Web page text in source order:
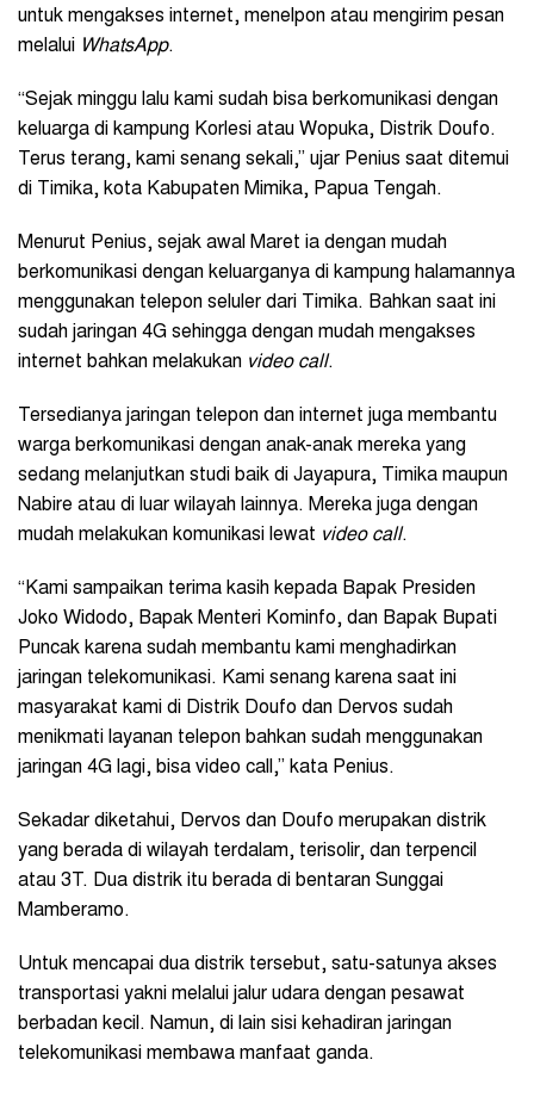
untuk mengakses internet, menelpon atau mengirim pesan
melalui WhatsApp.
“Sejak minggu lalu kami sudah bisa berkomunikasi dengan
keluarga di kampung Korlesi atau Wopuka, Distrik Doufo.
Terus terang, kami senang sekali,” ujar Penius saat ditemui
di Timika, kota Kabupaten Mimika, Papua Tengah.
Menurut Penius, sejak awal Maret ia dengan mudah
berkomunikasi dengan keluarganya di kampung halamannya
menggunakan telepon seluler dari Timika. Bahkan saat ini
sudah jaringan 4G sehingga dengan mudah mengakses
internet bahkan melakukan video call.
Tersedianya jaringan telepon dan internet juga membantu
warga berkomunikasi dengan anak-anak mereka yang
sedang melanjutkan studi baik di Jayapura, Timika maupun
Nabire atau di luar wilayah lainnya. Mereka juga dengan
mudah melakukan komunikasi lewat video call.
“Kami sampaikan terima kasih kepada Bapak Presiden
Joko Widodo, Bapak Menteri Kominfo, dan Bapak Bupati
Puncak karena sudah membantu kami menghadirkan
jaringan telekomunikasi. Kami senang karena saat ini
masyarakat kami di Distrik Doufo dan Dervos sudah
menikmati layanan telepon bahkan sudah menggunakan
jaringan 4G lagi, bisa video call,” kata Penius.
Sekadar diketahui, Dervos dan Doufo merupakan distrik
yang berada di wilayah terdalam, terisolir, dan terpencil
atau 3T. Dua distrik itu berada di bentaran Sunggai
Mamberamo.
Untuk mencapai dua distrik tersebut, satu-satunya akses
transportasi yakni melalui jalur udara dengan pesawat
berbadan kecil. Namun, di lain sisi kehadiran jaringan
telekomunikasi membawa manfaat ganda.